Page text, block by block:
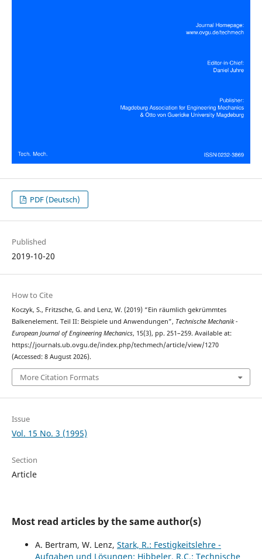
PDF (Deutsch)
Published
2019-10-20
How to Cite
Koczyk, S., Fritzsche, G. and Lenz, W. (2019) “Ein räumlich gekrümmtes
Balkenelement. Teil II: Beispiele und Anwendungen”, Technische Mechanik -
European Journal of Engineering Mechanics, 15(3), pp. 251–259. Available at:
https://journals.ub.ovgu.de/index.php/techmech/article/view/1270
(Accessed: 8 August 2026).
More Citation Formats
Issue
Vol. 15 No. 3 (1995)
Section
Article
Most read articles by the same author(s)
A. Bertram, W. Lenz, Stark, R.: Festigkeitslehre -
Aufgaben und Lösungen; Hibbeler, R.C.: Technische